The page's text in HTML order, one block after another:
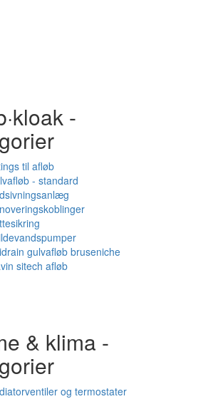
-
til afløb
- standard
gulvafløb bruseniche
sitech afløb
& klima -
og termostater